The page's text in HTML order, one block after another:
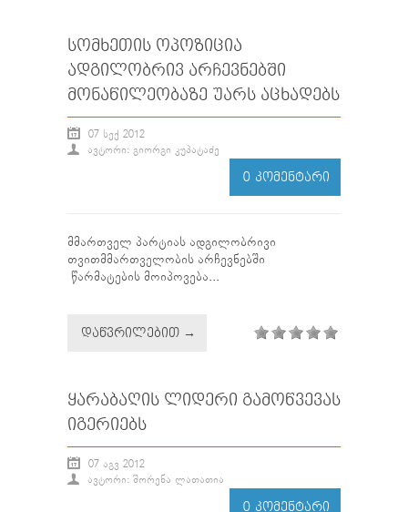
ᲡᲝᲛᲮᲔᲗᲘᲡ ᲝᲞᲝᲖᲘᲪᲘᲐ
ᲐᲓᲒᲘᲚᲝᲑᲠᲘᲕ ᲐᲠᲩᲔᲕᲜᲔᲑᲨᲘ
ᲛᲝᲜᲐᲬᲘᲚᲔᲝᲑᲐᲖᲔ ᲣᲐᲠᲡ ᲐᲪᲮᲐᲓᲔᲑᲡ
07 ᲡᲔᲥ 2012
ᲐᲕᲢᲝᲠᲘ: ᲒᲘᲝᲠᲒᲘ ᲙᲣᲞᲐᲢᲐᲫᲔ
0 ᲙᲝᲛᲔᲜᲢᲐᲠᲘ
მმართველ პარტიას ადგილობრივი
თვითმმართველობის არჩევნებში
წარმატების მოიპოვება...
ᲓᲐᲬᲕᲠᲘᲚᲔᲑᲘᲗ →
ᲧᲐᲠᲐᲑᲐᲦᲘᲡ ᲚᲘᲓᲔᲠᲘ ᲒᲐᲛᲝᲬᲕᲔᲕᲐᲡ
ᲘᲒᲔᲠᲘᲔᲑᲡ
07 ᲐᲒᲕ 2012
ᲐᲕᲢᲝᲠᲘ: ᲨᲝᲠᲔᲜᲐ ᲚᲐᲗᲐᲗᲘᲐ
0 ᲙᲝᲛᲔᲜᲢᲐᲠᲘ